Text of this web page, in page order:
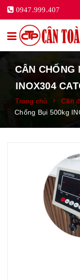
0947.999.407
CÂN CHỐNG
INOX304
Trang chủ Cân
Chống Bụi 500kg